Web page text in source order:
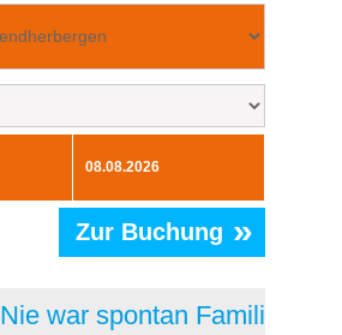
Zur Buchung »
Nie war spontan